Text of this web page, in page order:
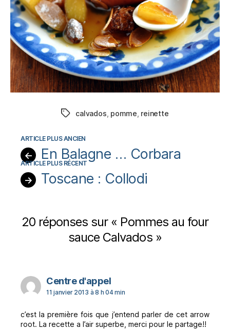
Étiquettes
calvados pomme reinette
← En Balagne … Corbara
→ Toscane : Collodi
20 réponses sur « Pommes au four
sauce Calvados »
Centre d'appeldit :
11 janvier 2013 à 8 h 04 min
c’est la première fois que j’entend parler de cet arrow
root. La recette a l’air superbe, merci pour le partage!!